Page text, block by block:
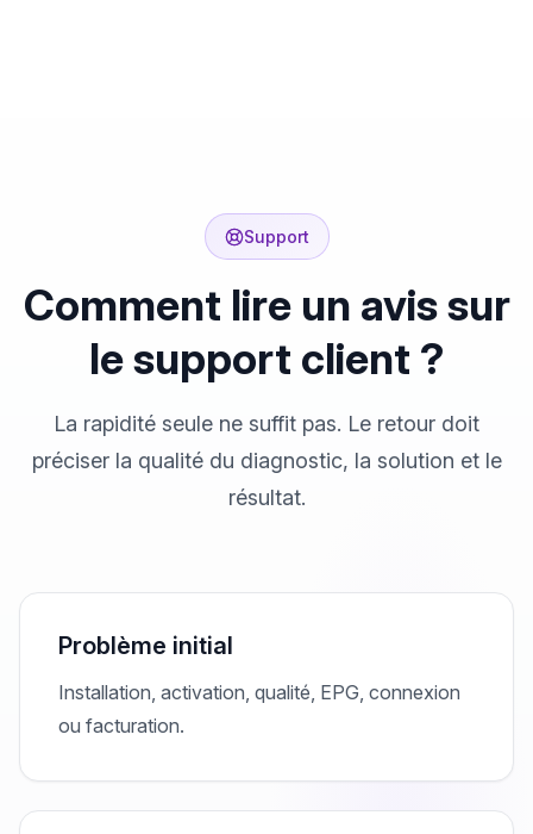
Support
Comment lire un avis sur
le support client ?
La rapidité seule ne suffit pas. Le retour doit
préciser la qualité du diagnostic, la solution et le
résultat.
Problème initial
Installation, activation, qualité, EPG, connexion
ou facturation.